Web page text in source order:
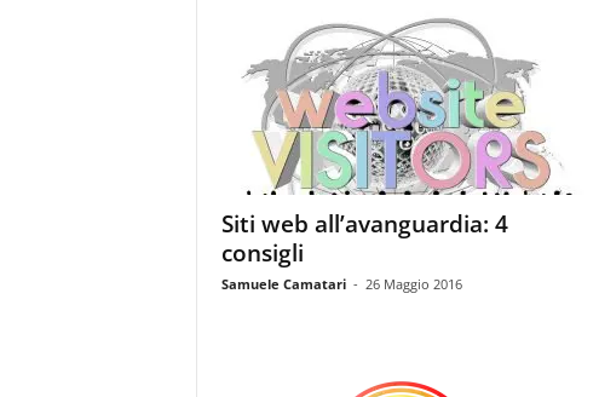
Siti web all’avanguardia: 4
consigli
Samuele Camatari - 26 Maggio 2016